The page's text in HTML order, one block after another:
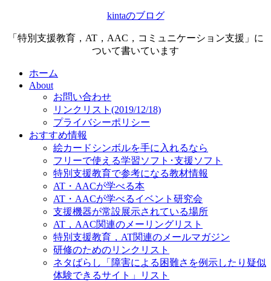
kintaのブログ
「特別支援教育，AT，AAC，コミュニケーション支援」に
ついて書いています
ホーム
About
お問い合わせ
リンクリスト(2019/12/18)
プライバシーポリシー
おすすめ情報
絵カードシンボルを手に入れるなら
フリーで使える学習ソフト･支援ソフト
特別支援教育で参考になる教材情報
AT・AACが学べる本
AT・AACが学べるイベント研究会
支援機器が常設展示されている場所
AT，AAC関連のメーリングリスト
特別支援教育，AT関連のメールマガジン
研修のためのリンクリスト
ネタばらし「障害による困難さを例示したり疑似
体験できるサイト」リスト